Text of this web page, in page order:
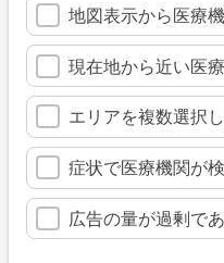
地図表示から医療
現在地から近い医
エリアを複数選択
症状で医療機関が
広告の量が過剰で